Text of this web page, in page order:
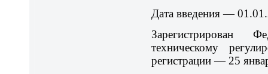
Дата введения —
Зарегистрирован
техническому
регистрации — 25